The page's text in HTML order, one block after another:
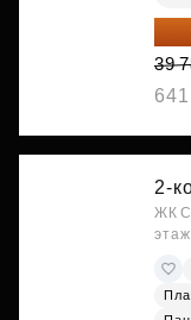
29
39
2-
ЖК